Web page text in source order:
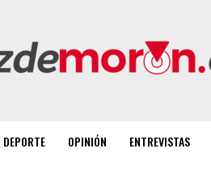
DEPORTE OPINIÓN ENTREVISTAS